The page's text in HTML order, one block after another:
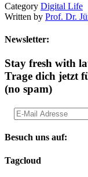
Category Digital Life
Written by Prof. Dr.
Newsletter:
Stay fresh with
Trage dich jetzt
(no spam)
Besuch uns auf:
Tagcloud